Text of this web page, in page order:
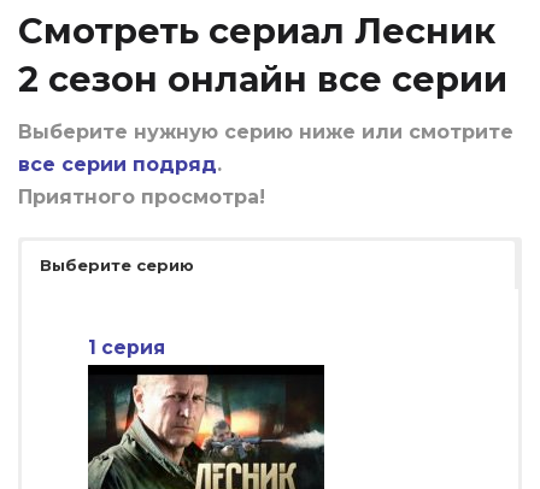
Смотреть сериал Лесник
2 сезон онлайн все серии
Выберите нужную серию ниже или смотрите
все серии подряд.
Приятного просмотра!
Выберите серию
1 серия